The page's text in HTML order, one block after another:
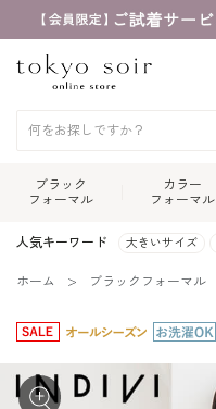
ブラック
フォーマル
カラー
フォーマル
人気キーワード 大きいサイズ
ホーム ブラックフォーマル